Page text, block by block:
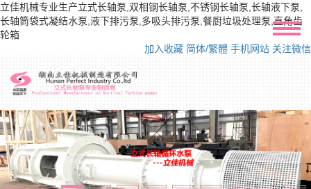
立佳机械专业生产立式长轴泵,双相钢长轴泵,不锈钢长轴泵,长轴液下泵,
长轴筒袋式凝结水泵,液下排污泵,多吸头排污泵,餐厨垃圾处理泵,直角齿
轮箱
加入收藏 简体/繁體 手机网站 关注微信